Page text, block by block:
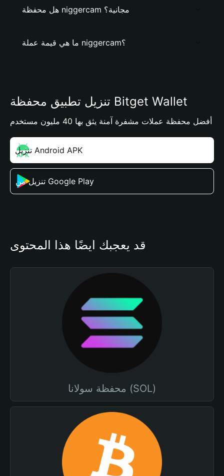
هل محفظة niggercam مجانية؟
ما هي قيمة عملة niggercam؟
تنزيل تطبيق محفظة Bitget Wallet
أفضل محفظة عملات مشفرة آمنة يثق بها 40 مليون مستخدم
تنزيل Android APK
تنزيل من Google Play
قد يعجبك أيضًا هذا المحتوى
محفظة سولانا (SOL)